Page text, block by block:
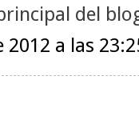
del
2012 a las